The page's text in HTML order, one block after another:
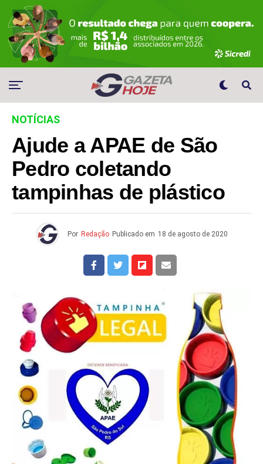
NOTÍCIAS
Ajude a APAE de São
Pedro coletando
tampinhas de plástico
Por Redação Publicado em 18 de agosto de 2020